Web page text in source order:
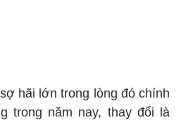
hãi lớn trong lòng đó chính
trong năm nay, thay đổi là